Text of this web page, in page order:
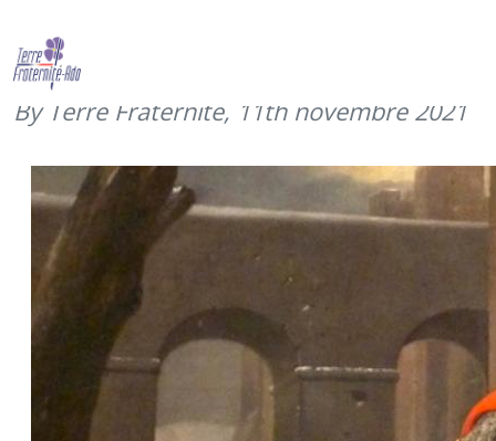
Saint Martin de Tours, patron du
commissariat (11 novembre 2021)
By Terre Fraternité, 11th novembre 2021